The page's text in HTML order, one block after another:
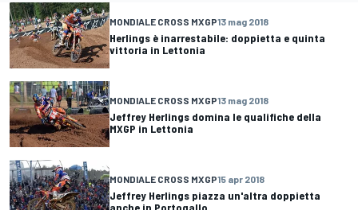
MONDIALE CROSS MXGP13 mag 2018
Herlings è inarrestabile: doppietta e quinta
vittoria in Lettonia
MONDIALE CROSS MXGP13 mag 2018
Jeffrey Herlings domina le qualifiche della
MXGP in Lettonia
MONDIALE CROSS MXGP15 apr 2018
Jeffrey Herlings piazza un'altra doppietta
anche in Portogallo